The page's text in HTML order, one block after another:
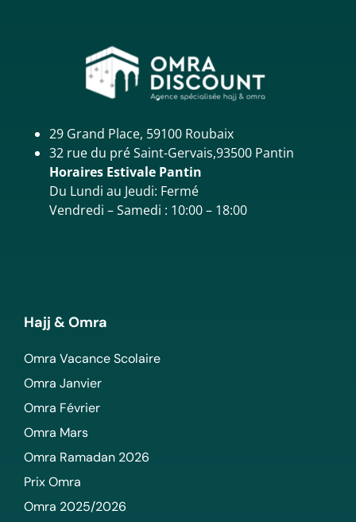
29 Grand Place, 59100 Roubaix
32 rue du pré Saint-Gervais,93500 Pantin
Horaires Estivale Pantin
Du Lundi au Jeudi: Fermé
Vendredi – Samedi : 10:00 – 18:00
Hajj & Omra
Omra Vacance Scolaire
Omra Janvier
Omra Février
Omra Mars
Omra Ramadan 2026
Prix Omra
Omra 2025/2026